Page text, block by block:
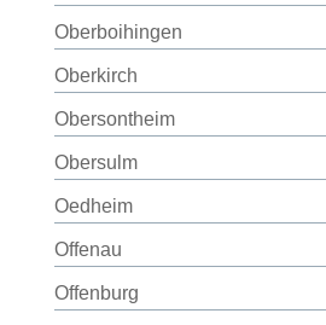
Oberboihingen
Oberkirch
Obersontheim
Obersulm
Oedheim
Offenau
Offenburg